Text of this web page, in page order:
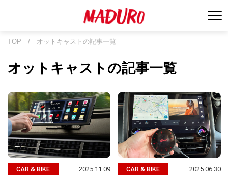
TOP / オットキャストの記事一覧
オットキャストの記事一覧
CAR & BIKE 2025.11.09 CAR & BIKE 2025.06.30